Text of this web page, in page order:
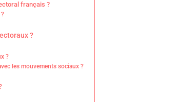
français ?
?
?
les mouvements sociaux ?